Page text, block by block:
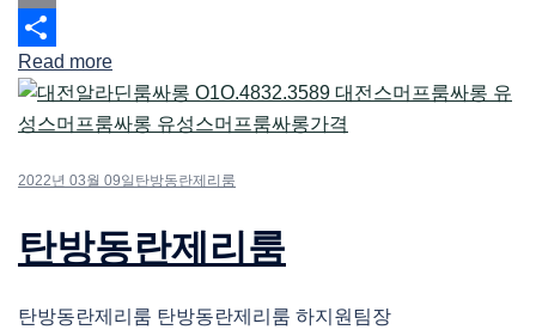
Email
Share
Read more
2022년 03월 09일 탄방동란제리룸
탄방동란제리룸
탄방동란제리룸 탄방동란제리룸 하지원팀장